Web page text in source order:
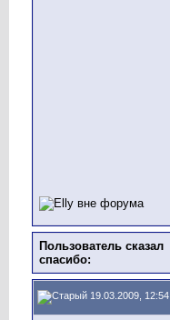
Пользователь сказал
cпасибо:
19.03.2009, 12:54